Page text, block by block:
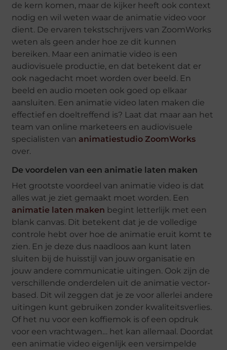
de kern komen, maar de kijker heeft ook context
nodig en wil weten waar de animatie video voor
dient. De ervaren tekstschrijvers van ZoomWorks
weten als geen ander hoe ze dit kunnen
bereiken. Maar een animatie video is een
audiovisuele productie, en dat betekent dat er
ook nagedacht moet worden over beeld. En
beeld en audio moeten ook goed op elkaar
aansluiten. Een animatie video laten maken die
effectief en doeltreffend is? Laat dat maar aan het
team van online marketeers en audiovisuele
specialisten van animatiestudio ZoomWorks
over.
De voordelen van een animatie laten maken
Het grootste voordeel van animatie video is dat
alles wat je ziet gemaakt moet worden. Een
animatie laten maken begint letterlijk met een
blank canvas. Dit betekent dat je de volledige
controle hebt over hoe de animatie eruit komt te
zien. En je deze dus naadloos aan kunt laten
sluiten bij de huisstijl van jouw organisatie en
jouw andere communicatie uitingen. Ook zijn de
verschillende onderdelen uit de animatie vector-
based. Dit wil zeggen dat je ze voor allerlei andere
uitingen kunt gebruiken zonder kwaliteitsverlies.
Of het nu voor een koffiemok is of een opdruk
voor een vrachtwagen… het kan allemaal. Doordat
een animatie video eigenlijk een versimpelde